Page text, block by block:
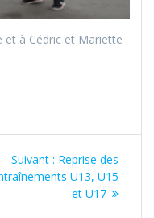
et à Cédric et Mariette
Suivant : Article
suivant
Reprise des
U13, U15
et U17